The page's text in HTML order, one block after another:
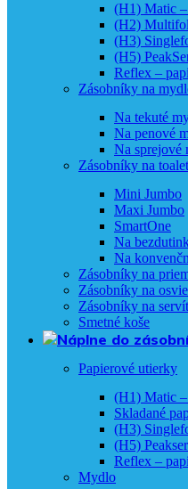
(H1) Matic
(H2)
(H3)
(H5)
Reflex –
Zásobníky na
Na tekuté
Na penové
Na sprejové
Zásobníky na
Mini Jumbo
Maxi Jumbo
SmartOne
Na
Na
Zásobníky na
Zásobníky na
Zásobníky na
Smetné koše
Papierové utierky
(H1) Matic
Skladané
(H3)
(H5)
Reflex –
Mydlo